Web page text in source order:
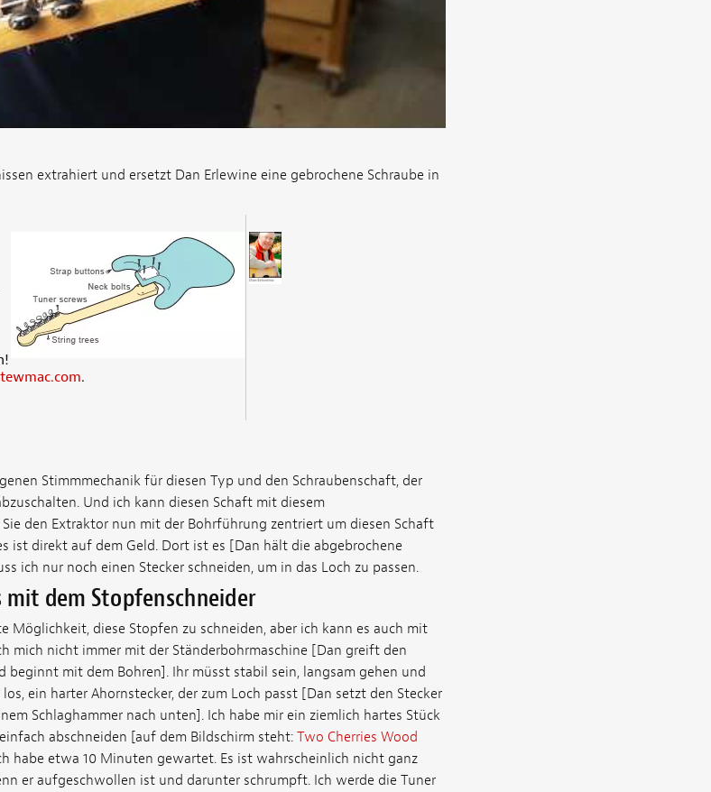
extrahiert und ersetzt Dan Erlewine eine gebrochene Schraube in
.
Stimmmechanik für diesen Typ und den Schraubenschaft, der
Und ich kann diesen Schaft mit diesem
den Extraktor nun mit der Bohrführung zentriert um diesen Schaft
ist direkt auf dem Geld. Dort ist es [Dan hält die abgebrochene
ich nur noch einen Stecker schneiden, um in das Loch zu passen.
mit dem Stopfenschneider
Möglichkeit, diese Stopfen zu schneiden, aber ich kann es auch mit
mich nicht immer mit der Ständerbohrmaschine [Dan greift den
beginnt mit dem Bohren]. Ihr müsst stabil sein, langsam gehen und
ein harter Ahornstecker, der zum Loch passt [Dan setzt den Stecker
Schlaghammer nach unten]. Ich habe mir ein ziemlich hartes Stück
abschneiden [auf dem Bildschirm steht:Two Cherries Wood
habe etwa 10 Minuten gewartet. Es ist wahrscheinlich nicht ganz
er aufgeschwollen ist und darunter schrumpft. Ich werde die Tuner